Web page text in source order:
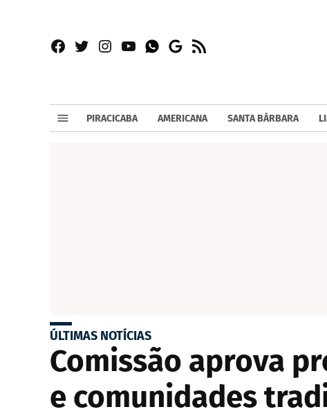
Facebook
TwitterInstagram
YouTubeWhatsapp
Google
RSS
PIRACICABA AMERICANA SANTA BÁRBARA
ÚLTIMAS NOTÍCIAS
Comissão aprova
e comunidades